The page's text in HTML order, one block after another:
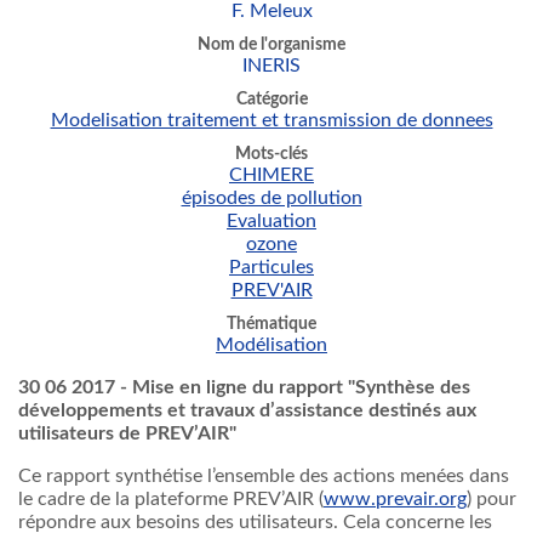
F. Meleux
Nom de l'organisme
INERIS
Catégorie
Modelisation traitement et transmission de donnees
Mots-clés
CHIMERE
épisodes de pollution
Evaluation
ozone
Particules
PREV'AIR
Thématique
Modélisation
30 06 2017 - Mise en ligne du rapport "Synthèse des
développements et travaux d’assistance destinés aux
utilisateurs de PREV’AIR"
Ce rapport synthétise l’ensemble des actions menées dans
le cadre de la plateforme PREV’AIR (www.prevair.org) pour
répondre aux besoins des utilisateurs. Cela concerne les